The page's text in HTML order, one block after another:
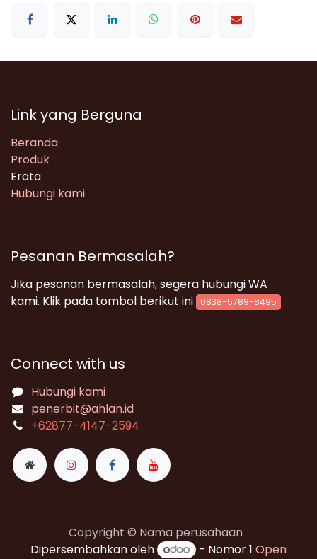
Link yang Berguna
Beranda
Produk
Erata
Hubungi kami
Pesanan Bermasalah?
Jika pesanan bermasalah, segera hubungi WA
kami. Klik pada tombol berikut ini
0838-5789-8495
Connect with us
Hubungi kami
penerbit@ahlan.id
+62877-4147-2594
Copyright © Nama perusahaan
Dipersembahkan oleh
- Nomor 1 Open